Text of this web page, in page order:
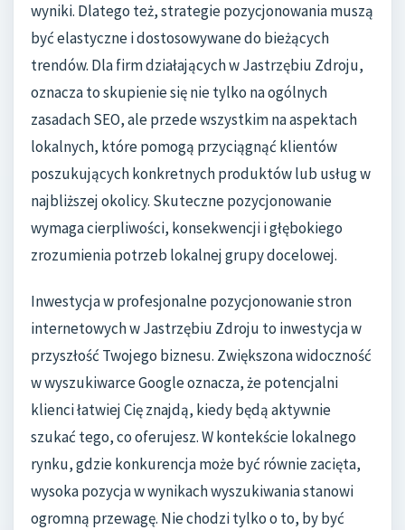
wyniki. Dlatego też, strategie pozycjonowania muszą
być elastyczne i dostosowywane do bieżących
trendów. Dla firm działających w Jastrzębiu Zdroju,
oznacza to skupienie się nie tylko na ogólnych
zasadach SEO, ale przede wszystkim na aspektach
lokalnych, które pomogą przyciągnąć klientów
poszukujących konkretnych produktów lub usług w
najbliższej okolicy. Skuteczne pozycjonowanie
wymaga cierpliwości, konsekwencji i głębokiego
zrozumienia potrzeb lokalnej grupy docelowej.
Inwestycja w profesjonalne pozycjonowanie stron
internetowych w Jastrzębiu Zdroju to inwestycja w
przyszłość Twojego biznesu. Zwiększona widoczność
w wyszukiwarce Google oznacza, że potencjalni
klienci łatwiej Cię znajdą, kiedy będą aktywnie
szukać tego, co oferujesz. W kontekście lokalnego
rynku, gdzie konkurencja może być równie zacięta,
wysoka pozycja w wynikach wyszukiwania stanowi
ogromną przewagę. Nie chodzi tylko o to, by być